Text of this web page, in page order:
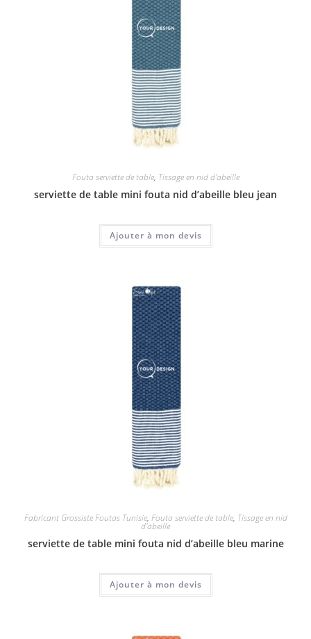
Fouta serviette de table, Tissage en nid d'abeille
serviette de table mini fouta nid d’abeille bleu jean
Ajouter à mon devis
Fabricant Grossiste Foutas Tunisie, Fouta serviette de table, Tissage en nid
d'abeille
serviette de table mini fouta nid d’abeille bleu marine
Ajouter à mon devis